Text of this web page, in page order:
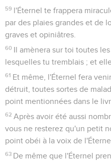
59 l'Éternel te frappera
par des plaies grandes et de
graves et opiniâtres.
60 Il amènera sur toi toutes
lesquelles tu tremblais ; et
61 Et même, l'Éternel fera
détruit, toutes sortes de
point mentionnées dans le
62 Après avoir été aussi
vous ne resterez qu'un petit
point obéi à la voix de
63 De même que l'Éternel